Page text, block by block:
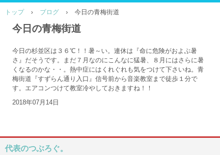
トップ › ブログ › 今日の青梅街道
今日の青梅街道
今日の杉並区は３６℃！！暑～い。連休は『命に危険がおよぶ暑
さ』だそうです。まだ７月なのにこんなに猛暑、８月にはさらに暑
くなるのかな・・。熱中症にはくれぐれも気をつけて下さいね。青
梅街道『すずらん通り入口』信号前から音楽教室まで徒歩１分で
す。エアコンつけて教室冷やしておきますね！！
2018年07月14日
代表のつぶろぐ。